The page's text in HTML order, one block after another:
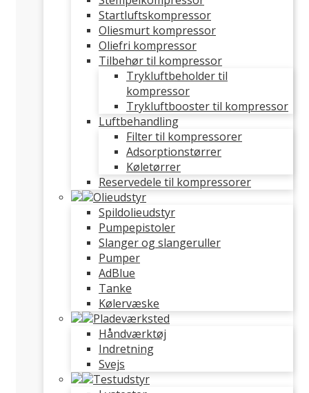
Startluftskompressor
Oliesmurt kompressor
Oliefri kompressor
Tilbehør til kompressor
Trykluftbeholder til
kompressor
Trykluftbooster til kompressor
Luftbehandling
Filter til kompressorer
Adsorptionstørrer
Køletørrer
Reservedele til kompressorer
Olieudstyr
Spildolieudstyr
Pumpepistoler
Slanger og slangeruller
Pumper
AdBlue
Tanke
Kølervæske
Pladeværksted
Håndværktøj
Indretning
Svejs
Testudstyr